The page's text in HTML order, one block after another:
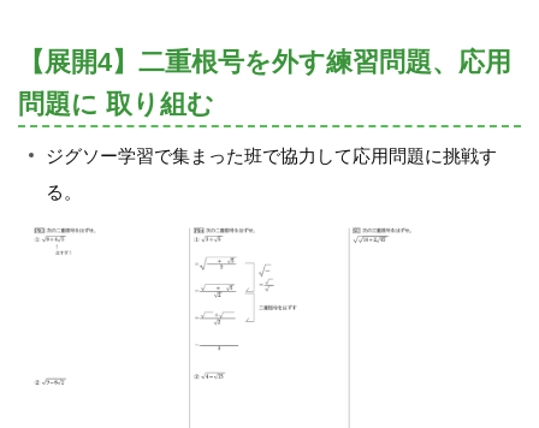
【展開4】二重根号を外す練習問題、応用
問題に 取り組む
ジグソー学習で集まった班で協力して応用問題に挑戦す
る。